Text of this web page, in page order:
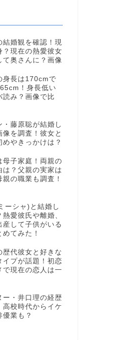
結婚観を確認！現
？現在の熱愛彼女
て奥さんに？画像
身長は170cmで
！身長低い
読み？画像で比
・藤原聡が結婚し
像を調査！彼女と
めやきっかけは？
母子家庭！両親の
は？父親の実家は
親の職業も調査！
ーシャ)と結婚し
熱愛彼氏や離婚、
産して子供がいる
てみた！
歴代彼女と好きな
イプが話題！初恋
で現在の恋人は一
ー・井口理の経歴
高校時代からイケ
優業も？